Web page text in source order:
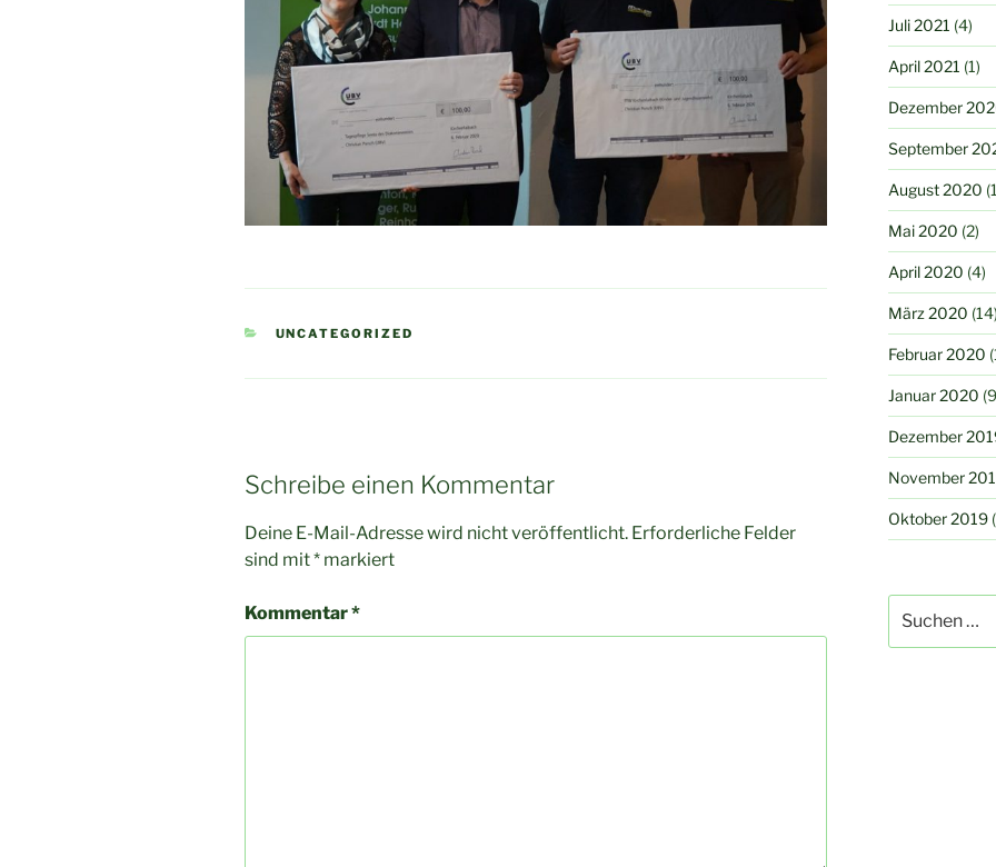
KATEGORIEN
UNCATEGORIZED
Schreibe einen Kommentar
Deine E-Mail-Adresse wird nicht veröffentlicht. Erforderliche Felder
sind mit* markiert
Kommentar*
Juli 2021 (4)
April 2021 (1)
Dezember
September
August 2020
Mai 2020 (2)
April 2020 (4)
März 2020 (14)
Februar 2020
Januar 2020
Dezember
November
Oktober 2019
nach: